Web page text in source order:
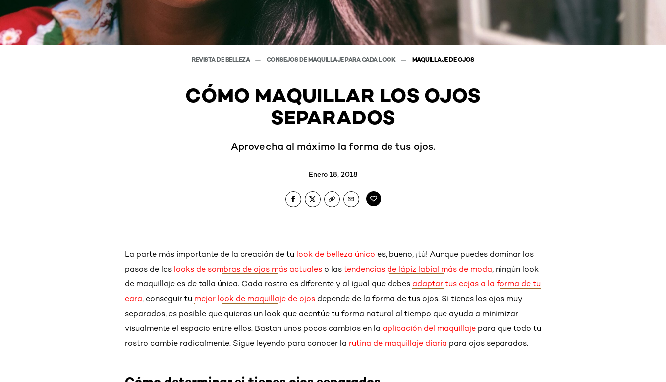
REVISTA DE BELLEZA CONSEJOS DE MAQUILLAJE PARA CADA LOOK MAQUILLAJE DE OJOS
CÓMO MAQUILLAR LOS OJOS
SEPARADOS
Aprovecha al máximo la forma de tus ojos.
Enero 18, 2018
La parte más importante de la creación de tu look de belleza único es, bueno, ¡tú! Aunque puedes dominar los
pasos de los looks de sombras de ojos más actuales o las tendencias de lápiz labial más de moda, ningún look
de maquillaje es de talla única. Cada rostro es diferente y al igual que debes adaptar tus cejas a la forma de tu
cara, conseguir tu mejor look de maquillaje de ojos depende de la forma de tus ojos. Si tienes los ojos muy
separados, es posible que quieras un look que acentúe tu forma natural al tiempo que ayuda a minimizar
visualmente el espacio entre ellos. Bastan unos pocos cambios en la aplicación del maquillaje para que todo tu
rostro cambie radicalmente. Sigue leyendo para conocer la rutina de maquillaje diaria para ojos separados.